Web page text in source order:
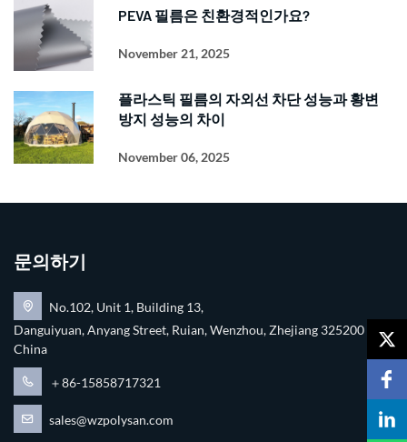
PEVA 필름은 친환경적인가요?
November 21, 2025
플라스틱 필름의 자외선 차단 성능과 황변
방지 성능의 차이
November 06, 2025
문의하기
No.102, Unit 1, Building 13,
Danguiyuan, Anyang Street, Ruian, Wenzhou, Zhejiang 325200
China
＋86-15858717321
sales@wzpolysan.com